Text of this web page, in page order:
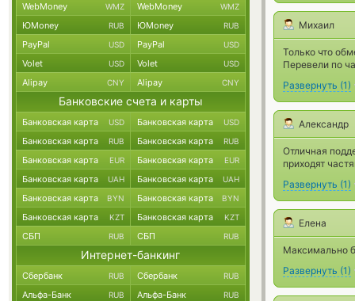
Михаил
Только что
Перевели по
Развернуть (1)
Александр
Отличная
приходят
Развернуть (1)
Елена
Максимально
Развернуть (1)
WebMoney WMZ WebMoney WMZ
ЮMoney RUB ЮMoney RUB
PayPal USD PayPal USD
Volet USD Volet USD
Alipay CNY Alipay CNY
Банковские счета и карты
Банковская карта USD Банковская карта USD
Банковская карта RUB Банковская карта RUB
Банковская карта EUR Банковская карта EUR
Банковская карта UAH Банковская карта UAH
Банковская карта BYN Банковская карта BYN
Банковская карта KZT Банковская карта KZT
СБП RUB СБП RUB
Интернет-банкинг
Сбербанк RUB Сбербанк RUB
Альфа-Банк RUB Альфа-Банк RUB